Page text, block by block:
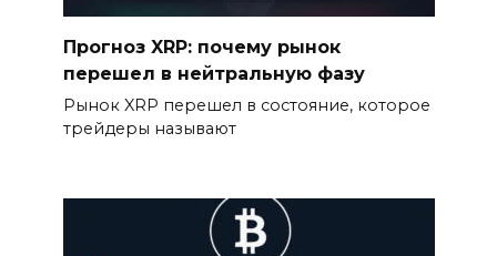
Прогноз XRP: почему рынок
перешел в нейтральную фазу
Рынок XRP перешел в состояние, которое
трейдеры называют